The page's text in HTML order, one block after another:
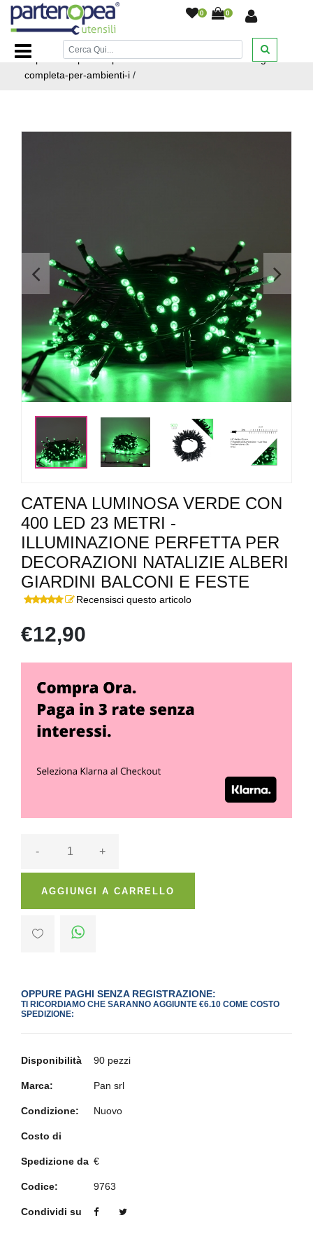
0 0
Home Page/ARTICOLI NATALIZI/CATENE LUMINOSE
https://www.partenopeautensili.com/catene-luminose-guida-
completa-per-ambienti-i /
< >
CATENA LUMINOSA VERDE CON
400 LED 23 METRI -
ILLUMINAZIONE PERFETTA PER
DECORAZIONI NATALIZIE ALBERI
GIARDINI BALCONI E FESTE
Recensisci questo articolo
€12,90
- +
AGGIUNGI A CARRELLO
OPPURE PAGHI SENZA REGISTRAZIONE:
TI RICORDIAMO CHE SARANNO AGGIUNTE €6.10 COME COSTO
SPEDIZIONE:
Disponibilità 90 pezzi
Marca: Pan srl
Condizione: Nuovo
Costo di
Spedizione da €
Codice: 9763
Condividi su